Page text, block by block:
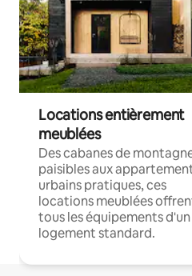
Locations entièrement
meublées
Des cabanes de
paisibles aux
urbains pratiques, ces
locations meublées
tous les équipements d'un
logement standard.